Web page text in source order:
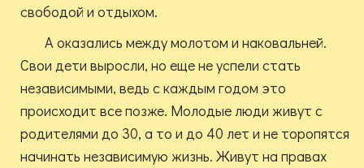
свободой и отдыхом.
А оказались между молотом и наковальней.
Свои дети выросли, но еще не успели стать
независимыми, ведь с каждым годом это
происходит все позже. Молодые люди живут с
родителями до 30, а то и до 40 лет и не торопятся
начинать независимую жизнь. Живут на правах